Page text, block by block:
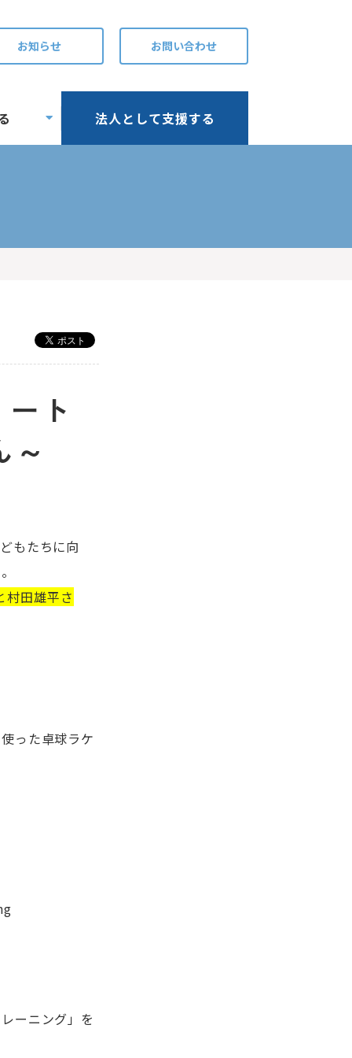
お知らせ お問い合わせ
法人として支援する
ト
～
もたちに向
田雄平さ
った卓球ラケ
ーニング」を